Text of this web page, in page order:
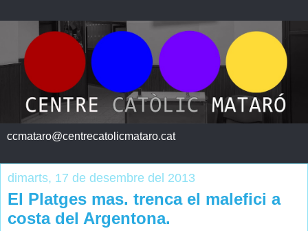
ccmataro@centrecatolicmataro.cat
dimarts, 17 de desembre del 2013
El Platges mas. trenca el malefici a
costa del Argentona.